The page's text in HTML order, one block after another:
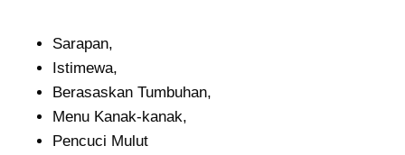
Sarapan,
Istimewa,
Berasaskan Tumbuhan,
Menu Kanak-kanak,
Pencuci Mulut